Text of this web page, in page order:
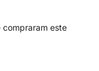
compraram este